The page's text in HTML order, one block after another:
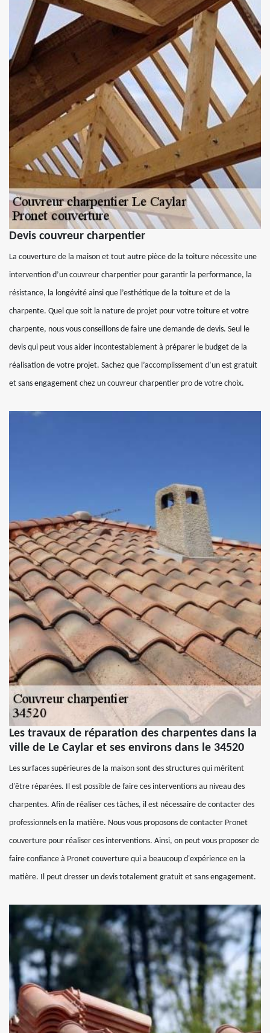
Devis couvreur charpentier
La couverture de la maison et tout autre pièce de la toiture nécessite une
intervention d’un couvreur charpentier pour garantir la performance, la
résistance, la longévité ainsi que l’esthétique de la toiture et de la
charpente. Quel que soit la nature de projet pour votre toiture et votre
charpente, nous vous conseillons de faire une demande de devis. Seul le
devis qui peut vous aider incontestablement à préparer le budget de la
réalisation de votre projet. Sachez que l’accomplissement d’un est gratuit
et sans engagement chez un couvreur charpentier pro de votre choix.
Les travaux de réparation des charpentes dans la
ville de Le Caylar et ses environs dans le 34520
Les surfaces supérieures de la maison sont des structures qui méritent
d'être réparées. Il est possible de faire ces interventions au niveau des
charpentes. Afin de réaliser ces tâches, il est nécessaire de contacter des
professionnels en la matière. Nous vous proposons de contacter Pronet
couverture pour réaliser ces interventions. Ainsi, on peut vous proposer de
faire confiance à Pronet couverture qui a beaucoup d'expérience en la
matière. Il peut dresser un devis totalement gratuit et sans engagement.